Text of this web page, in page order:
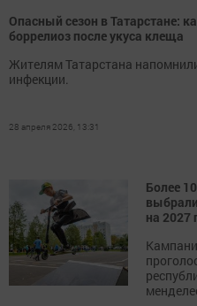
Опасный сезон в Татарстане:
боррелиоз после укуса клеща
Жителям Татарстана
инфекции.
28 апреля 2026, 13:31
Более
на 2027